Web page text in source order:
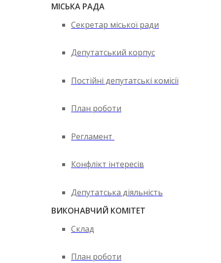
МІСЬКА РАДА
Секретар міської ради
Депутатський корпус
Постійні депутатські комісії
План роботи
Регламент
Конфлікт інтересів
Депутатська діяльність
ВИКОНАВЧИЙ КОМІТЕТ
Склад
План роботи